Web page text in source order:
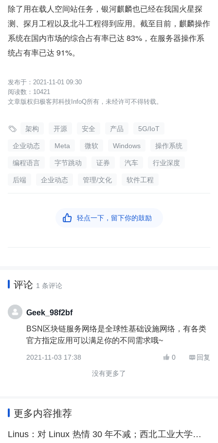
除了用在载人空间站任务，银河麒麟也已经在我国火星探
测、探月工程以及北斗工程得到应用。截至目前，麒麟操作
系统在国内市场的综合占有率已达 83%，在服务器操作系
统占有率已达 91%。
2021-11-01 09:30
10421
文章版权归极客邦科技InfoQ所有，未经许可不得转载。
 架构 开源 安全 产品 5G/IoT
企业动态 Meta 微软 Windows 操作系统
编程语言 字节跳动 证券 汽车 行业深度
后端 企业动态 管理/文化 软件工程
 轻点一下，留下你的鼓励
评论 1 条评论
Geek_98f2bf
BSN区块链服务网络是全球性基础设施网络，有各类
官方指定应用可以满足你的不同需求哦~
2021-11-03 17:38  0  回复
没有更多了
更多内容推荐
Linus：对 Linux 热情 30 年不减；西北工业大学遭境